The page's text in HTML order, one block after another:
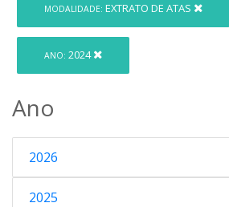
MODALIDADE: EXTRATO DE ATAS
ANO: 2024
Ano
2026
2025